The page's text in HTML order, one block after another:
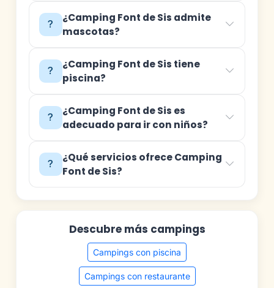
¿Camping Font de Sis admite
mascotas?
¿Camping Font de Sis tiene
piscina?
¿Camping Font de Sis es
adecuado para ir con niños?
¿Qué servicios ofrece Camping
Font de Sis?
Descubre más campings
Campings con piscina
Campings con restaurante